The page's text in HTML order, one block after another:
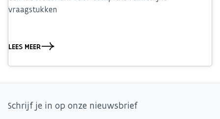
vraagstukken
LEES MEER
Schrijf je in op onze nieuwsbrief